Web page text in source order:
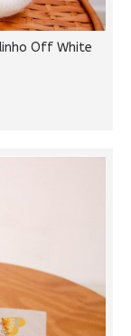
Off White